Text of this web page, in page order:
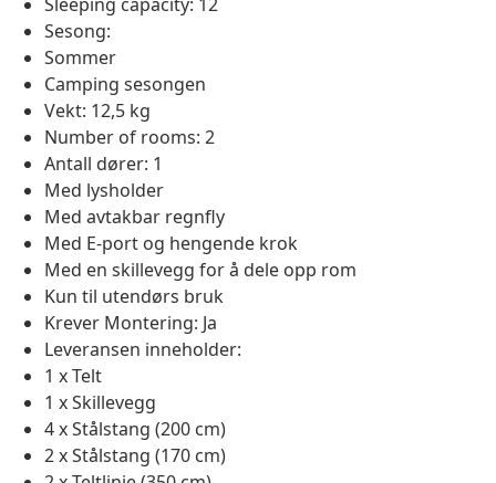
Sesong:
Sommer
Camping sesongen
Vekt: 12,5 kg
Number of rooms: 2
Antall dører: 1
Med lysholder
Med avtakbar regnfly
Med E-port og hengende krok
Med en skillevegg for å dele opp rom
Kun til utendørs bruk
Krever Montering: Ja
Leveransen inneholder:
1 x Telt
1 x Skillevegg
4 x Stålstang (200 cm)
2 x Stålstang (170 cm)